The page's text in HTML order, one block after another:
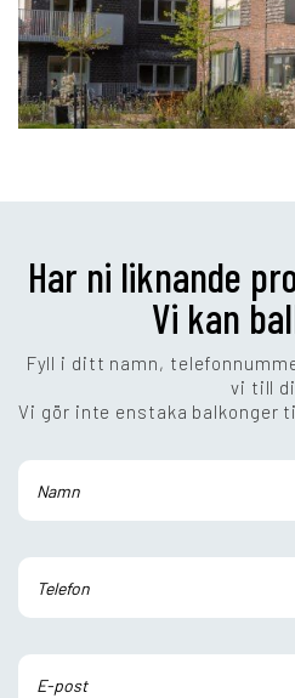
Har ni liknande
Vi kan
Fyll i ditt namn,
vi till
Vi gör inte enstaka balkonger
Lämna detta fält tomt.